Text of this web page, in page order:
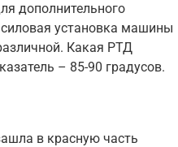
дополнительного
установка машины
Какая РТД
– 85-90 градусов.
в красную часть